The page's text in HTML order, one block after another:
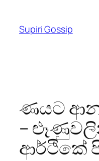
content
Supiri Gossip
ණයට
–
ආර්ථිකේ